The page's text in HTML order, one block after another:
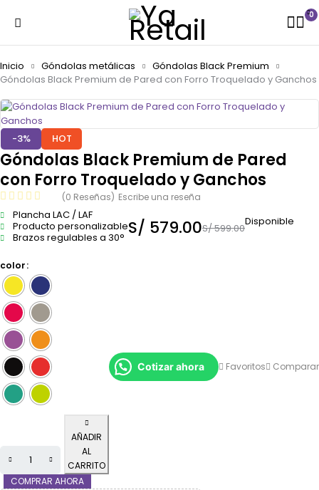
0
Inicio Góndolas metálicas
Góndolas Black Premium
Góndolas Black Premium de Pared con Forro Troquelado y Ganchos
-3% HOT
Góndolas Black Premium de Pared
con Forro Troquelado y Ganchos
(0 Reseñas) Escribe una reseña
Plancha LAC / LAF
Producto personalizable
Brazos regulables a 30°
S/599.00
S/ 579.00 Disponible
color
AÑADIR
AL
CARRITO
COMPRAR AHORA
Cotizar ahora Favoritos Comparar